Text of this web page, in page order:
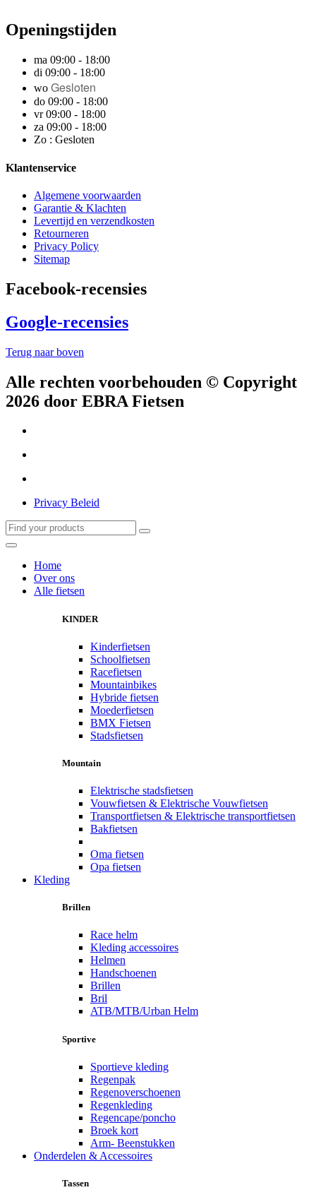
Openingstijden
ma 09:00 - 18:00
di 09:00 - 18:00
wo Gesloten
do 09:00 - 18:00
vr 09:00 - 18:00
za 09:00 - 18:00
Zo : Gesloten
Klantenservice
Algemene voorwaarden
Garantie & Klachten
Levertijd en verzendkosten
Retourneren
Privacy Policy
Sitemap
Facebook-recensies
Google-recensies
Terug naar boven
Alle rechten voorbehouden © Copyright
2026 door EBRA Fietsen
Privacy Beleid
Home
Over ons
Alle fietsen
KINDER
Kinderfietsen
Schoolfietsen
Racefietsen
Mountainbikes
Hybride fietsen
Moederfietsen
BMX Fietsen
Stadsfietsen
Mountain
Elektrische stadsfietsen
Vouwfietsen & Elektrische Vouwfietsen
Transportfietsen & Elektrische transportfietsen
Bakfietsen
Oma fietsen
Opa fietsen
Kleding
Brillen
Race helm
Kleding accessoires
Helmen
Handschoenen
Brillen
Bril
ATB/MTB/Urban Helm
Sportive
Sportieve kleding
Regenpak
Regenoverschoenen
Regenkleding
Regencape/poncho
Broek kort
Arm- Beenstukken
Onderdelen & Accessoires
Tassen